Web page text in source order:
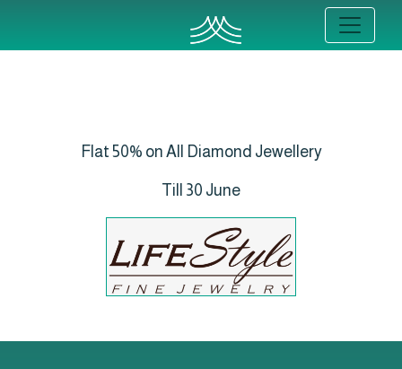
Flat 50% on All Diamond Jewellery
Till 30 June